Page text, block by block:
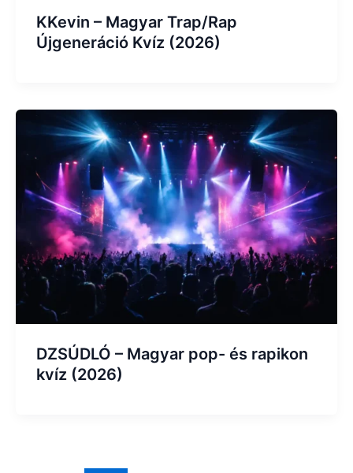
KKevin – Magyar Trap/Rap
Újgeneráció Kvíz (2026)
DZSÚDLÓ – Magyar pop- és rapikon
kvíz (2026)